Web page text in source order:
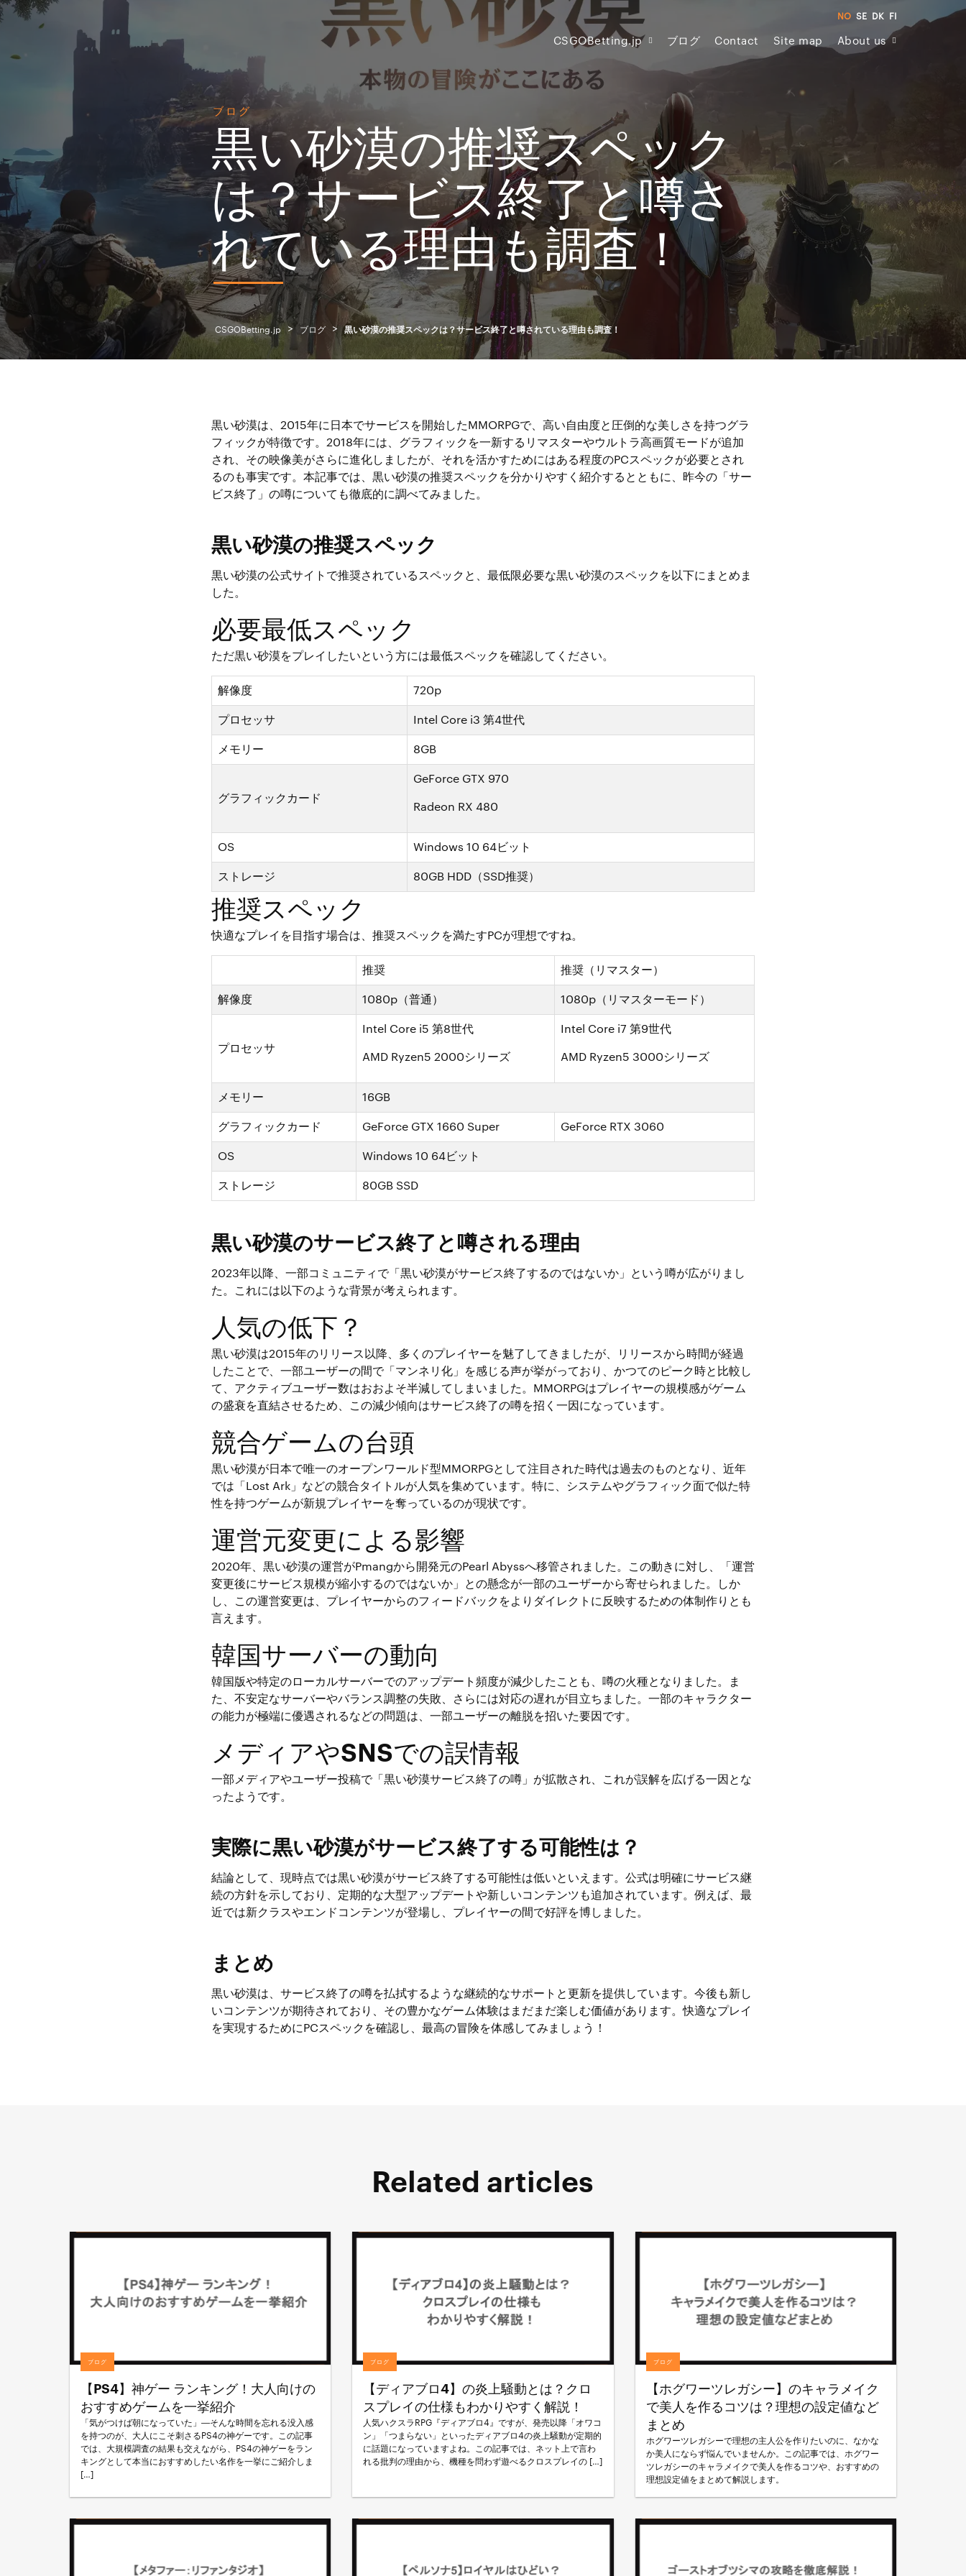
NO SE DK FI
CSGOBetting.jp ブログ Contact Site map About us
ブログ
黒い砂漠の推奨スペック
は？サービス終了と噂さ
れている理由も調査！
CSGOBetting.jp > ブログ > 黒い砂漠の推奨スペックは？サービス終了と噂されている理由も調査！
黒い砂漠は、2015年に日本でサービスを開始したMMORPGで、高い自由度と圧倒的な美しさを持つグラ
フィックが特徴です。2018年には、グラフィックを一新するリマスターやウルトラ高画質モードが追加
され、その映像美がさらに進化しましたが、それを活かすためにはある程度のPCスペックが必要とされ
るのも事実です。本記事では、黒い砂漠の推奨スペックを分かりやすく紹介するとともに、昨今の「サー
ビス終了」の噂についても徹底的に調べてみました。
黒い砂漠の推奨スペック
黒い砂漠の公式サイトで推奨されているスペックと、最低限必要な黒い砂漠のスペックを以下にまとめま
した。
必要最低スペック
ただ黒い砂漠をプレイしたいという方には最低スペックを確認してください。
解像度 720p
プロセッサ Intel Core i3 第4世代
メモリー 8GB
グラフィックカード
GeForce GTX 970
Radeon RX 480
OS Windows 10 64ビット
ストレージ 80GB HDD（SSD推奨）
推奨スペック
快適なプレイを目指す場合は、推奨スペックを満たすPCが理想ですね。
推奨 推奨（リマスター）
解像度 1080p（普通） 1080p（リマスターモード）
プロセッサ
Intel Core i5 第8世代
AMD Ryzen5 2000シリーズ
Intel Core i7 第9世代
AMD Ryzen5 3000シリーズ
メモリー 16GB
グラフィックカード GeForce GTX 1660 Super GeForce RTX 3060
OS Windows 10 64ビット
ストレージ 80GB SSD
黒い砂漠のサービス終了と噂される理由
2023年以降、一部コミュニティで「黒い砂漠がサービス終了するのではないか」という噂が広がりまし
た。これには以下のような背景が考えられます。
人気の低下？
黒い砂漠は2015年のリリース以降、多くのプレイヤーを魅了してきましたが、リリースから時間が経過
したことで、一部ユーザーの間で「マンネリ化」を感じる声が挙がっており、かつてのピーク時と比較し
て、アクティブユーザー数はおおよそ半減してしまいました。MMORPGはプレイヤーの規模感がゲーム
の盛衰を直結させるため、この減少傾向はサービス終了の噂を招く一因になっています。
競合ゲームの台頭
黒い砂漠が日本で唯一のオープンワールド型MMORPGとして注目された時代は過去のものとなり、近年
では「Lost Ark」などの競合タイトルが人気を集めています。特に、システムやグラフィック面で似た特
性を持つゲームが新規プレイヤーを奪っているのが現状です。
運営元変更による影響
2020年、黒い砂漠の運営がPmangから開発元のPearl Abyssへ移管されました。この動きに対し、「運営
変更後にサービス規模が縮小するのではないか」との懸念が一部のユーザーから寄せられました。しか
し、この運営変更は、プレイヤーからのフィードバックをよりダイレクトに反映するための体制作りとも
言えます。
韓国サーバーの動向
韓国版や特定のローカルサーバーでのアップデート頻度が減少したことも、噂の火種となりました。ま
た、不安定なサーバーやバランス調整の失敗、さらには対応の遅れが目立ちました。一部のキャラクター
の能力が極端に優遇されるなどの問題は、一部ユーザーの離脱を招いた要因です。
メディアやSNSでの誤情報
一部メディアやユーザー投稿で「黒い砂漠サービス終了の噂」が拡散され、これが誤解を広げる一因とな
ったようです。
実際に黒い砂漠がサービス終了する可能性は？
結論として、現時点では黒い砂漠がサービス終了する可能性は低いといえます。公式は明確にサービス継
続の方針を示しており、定期的な大型アップデートや新しいコンテンツも追加されています。例えば、最
近では新クラスやエンドコンテンツが登場し、プレイヤーの間で好評を博しました。
まとめ
黒い砂漠は、サービス終了の噂を払拭するような継続的なサポートと更新を提供しています。今後も新し
いコンテンツが期待されており、その豊かなゲーム体験はまだまだ楽しむ価値があります。快適なプレイ
を実現するためにPCスペックを確認し、最高の冒険を体感してみましょう！
Related articles
ブログ
【PS4】神ゲー ランキング！大人向けの
おすすめゲームを一挙紹介
「気がつけば朝になっていた」―そんな時間を忘れる没入感
を持つのが、大人にこそ刺さるPS4の神ゲーです。この記事
では、大規模調査の結果も交えながら、PS4の神ゲーをラン
キングとして本当におすすめしたい名作を一挙にご紹介しま
[…]
ブログ
【ディアブロ4】の炎上騒動とは？クロ
スプレイの仕様もわかりやすく解説！
人気ハクスラRPG『ディアブロ4』ですが、発売以降「オワコ
ン」「つまらない」といったディアブロ4の炎上騒動が定期的
に話題になっていますよね。この記事では、ネット上で言わ
れる批判の理由から、機種を問わず遊べるクロスプレイの […]
ブログ
【ホグワーツレガシー】のキャラメイク
で美人を作るコツは？理想の設定値など
まとめ
ホグワーツレガシーで理想の主人公を作りたいのに、なかな
か美人にならず悩んでいませんか。この記事では、ホグワー
ツレガシーのキャラメイクで美人を作るコツや、おすすめの
理想設定値をまとめて解説します。